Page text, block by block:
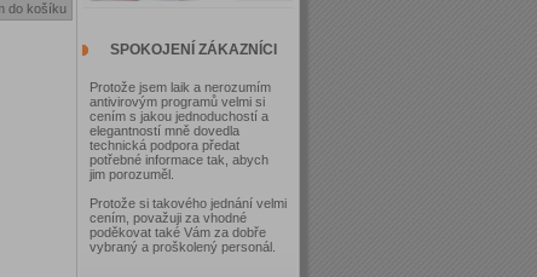
SPOKOJENÍ ZÁKAZNÍCI
Protože jsem laik a nerozumím
antivirovým programů velmi si
cením s jakou jednoduchostí a
elegantností mně dovedla
technická podpora předat
potřebné informace tak, abych
jim porozuměl.
Protože si takového jednání velmi
cením, považuji za vhodné
poděkovat také Vám za dobře
vybraný a proškolený personál.